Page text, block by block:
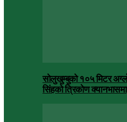
सोलुखुम्बुको १०५ मिटर
सिंहको त्रिकोण क्यानभासमा